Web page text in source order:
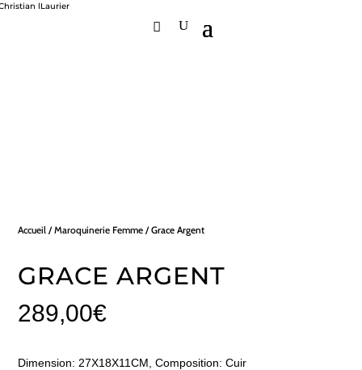
Accueil /Maroquinerie Femme / Grace Argent
GRACE ARGENT
289,00€
Dimension: 27X18X11CM, Composition: Cuir